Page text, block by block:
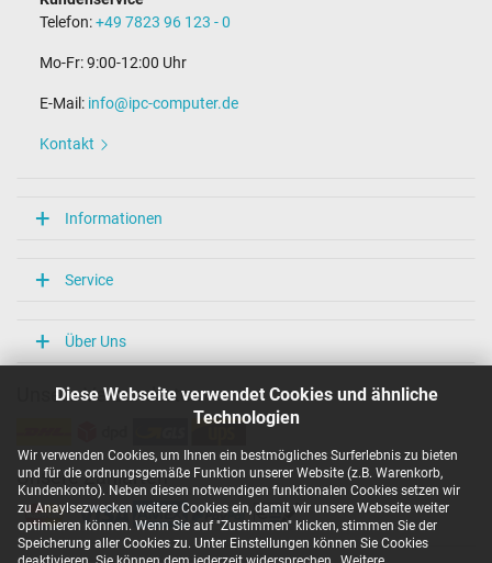
Diese Webseite verwendet Cookies und ähnliche
Technologien
Wir verwenden Cookies, um Ihnen ein bestmögliches Surferlebnis zu bieten
und für die ordnungsgemäße Funktion unserer Website (z.B. Warenkorb,
Kundenkonto). Neben diesen notwendigen funktionalen Cookies setzen wir
zu Anaylsezwecken weitere Cookies ein, damit wir unsere Webseite weiter
optimieren können. Wenn Sie auf "Zustimmen" klicken, stimmen Sie der
Speicherung aller Cookies zu. Unter Einstellungen können Sie Cookies
Telefon:+49 7823 96 123 - 0
Mo-Fr: 9:00-12:00 Uhr
E-Mail: info@ipc-computer.de
Kontakt
Informationen
Service
Über Uns
Unsere Versandarten
Unsere Zahlarten